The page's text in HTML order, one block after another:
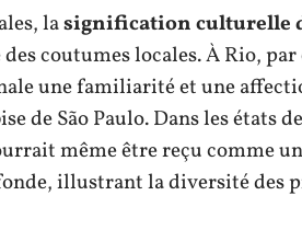
lasignification culturelle
coutumes locales. À Rio,
une familiarité et une
de São Paulo. Dans les états
même être reçu comme
illustrant la diversité des